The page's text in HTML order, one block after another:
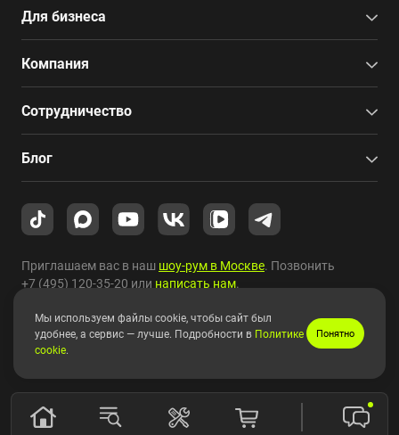
Для бизнеса
Компания
Сотрудничество
Блог
Приглашаем вас в наш шоу-рум в Москве. Позвонить
+7 (495) 120-35-20 или написать нам.
Copyright © 2010-2026 HYPERPC.
Мы используем файлы cookie, чтобы сайт был
удобнее, а сервис — лучше. Подробности в Политике
cookie.
Понятно